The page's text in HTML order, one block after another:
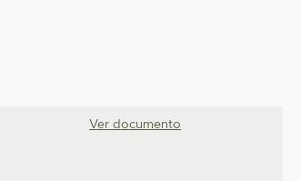
Ver documento